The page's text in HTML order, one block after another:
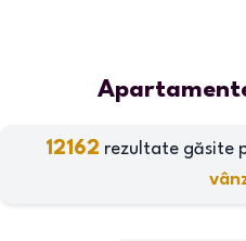
12162 rezultate găsite